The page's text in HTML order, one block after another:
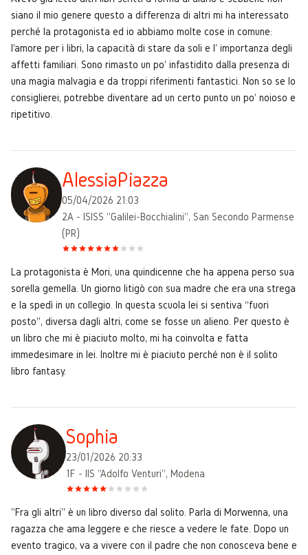
siano il mio genere questo a differenza di altri mi ha interessato
perché la protagonista ed io abbiamo molte cose in comune:
l'amore per i libri, la capacità di stare da soli e l' importanza degli
affetti familiari. Sono rimasto un po' infastidito dalla presenza di
una magia malvagia e da troppi riferimenti fantastici. Non so se lo
consiglierei, potrebbe diventare ad un certo punto un po' noioso e
ripetitivo.
AlessiaPiazza
05/04/2026 21:03
2A - ISISS "Galilei-Bocchialini", San Secondo Parmense
(PR)
La protagonista è Mori, una quindicenne che ha appena perso sua
sorella gemella. Un giorno litigò con sua madre che era una strega
e la spedì in un collegio. In questa scuola lei si sentiva “fuori
posto”, diversa dagli altri, come se fosse un alieno. Per questo è
un libro che mi è piaciuto molto, mi ha coinvolta e fatta
immedesimare in lei. Inoltre mi è piaciuto perché non è il solito
libro fantasy.
Sophia
23/01/2026 20:33
1F - IIS "Adolfo Venturi", Modena
"Fra gli altri" è un libro diverso dal solito. Parla di Morwenna, una
ragazza che ama leggere e che riesce a vedere le fate. Dopo un
evento tragico, va a vivere con il padre che non conosceva bene e